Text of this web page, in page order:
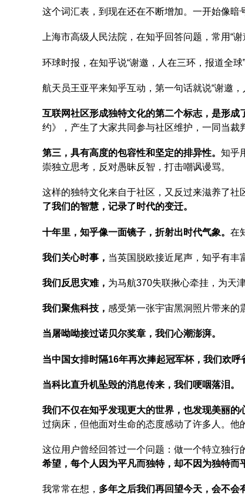
这个词汇表，到现在还在不断增加。一开始像暗
上海市高级人民法院，在知乎回答问题，常用“谢
环球时报，在知乎说“谢邀，人在三环，报道全球”
航天员王亚平来知乎互动，第一句话就说“谢邀，
互联网社区形成独特文化的第二个标志，是形成
约》，产生了大家共同参与社区维护，一同当裁判
第三，具有高度的包容性和坚定的排异性。 知乎
崇独立思考，反对愚昧反智，打击嘲讽谩骂。
这样的独特文化来自于社区，又反过来滋养了社
了我们的智慧，记录了时代的变迁。
十年里，知乎像一面镜子，折射出时代气象。 在
我们关心时事， 当英国脱欧接近尾声，知乎有丰
我们反思灾难， 为马航370失联揪心牵挂，为天
我们聚焦科技， 感受第一张宇宙黑洞照片带来的
当屠呦呦接过诺贝尔奖章，我们心潮澎湃。
当中国女排时隔16年再次捧起冠军杯，我们欢呼
当科比直升机坠毁的消息传来，我们哽咽落泪。
我们不仅在知乎发现更大的世界，也发现美丽的
过病床，但他面对生命的态度感动了许多人。他
这位用户曾经回答过一个问题：做一个特立独行
希望，每个人因为平凡而独特，却不因为独特而
我常常在想， 多年之后我们再回望今天，会不会